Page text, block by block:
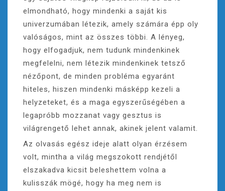
elmondható, hogy mindenki a saját kis
univerzumában létezik, amely számára épp oly
valóságos, mint az összes többi. A lényeg,
hogy elfogadjuk, nem tudunk mindenkinek
megfelelni, nem létezik mindenkinek tetsző
nézőpont, de minden probléma egyaránt
hiteles, hiszen mindenki másképp kezeli a
helyzeteket, és a maga egyszerűségében a
legapróbb mozzanat vagy gesztus is
világrengető lehet annak, akinek jelent valamit.
Az olvasás egész ideje alatt olyan érzésem
volt, mintha a világ megszokott rendjétől
elszakadva kicsit beleshettem volna a
kulisszák mögé, hogy ha meg nem is